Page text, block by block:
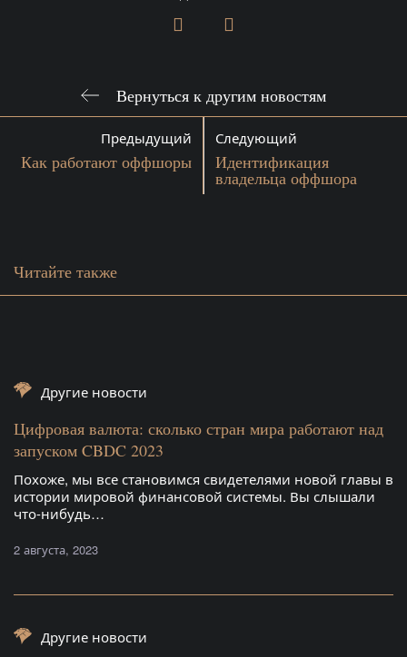
Вернуться к другим новостям
Предыдущий
Как работают оффшоры
Следующий
Идентификация
владельца оффшора
Читайте также
Другие новости
Цифровая валюта: сколько стран мира работают над
запуском CBDC 2023
Похоже, мы все становимся свидетелями новой главы в
истории мировой финансовой системы. Вы слышали
что-нибудь…
2 августа, 2023
Другие новости